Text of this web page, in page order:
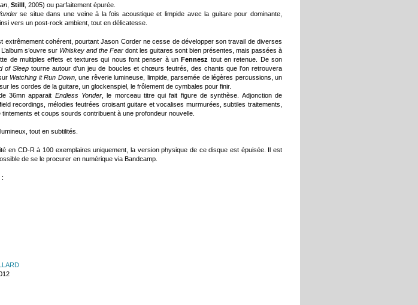
Stilll , 2005) ou parfaitement épurée.
se situe dans une veine à la fois acoustique et limpide avec la guitare pour dominante,
vers un post-rock ambient, tout en délicatesse.
extrêmement cohérent, pourtant Jason Corder ne cesse de développer son travail de diverses
s’ouvre sur Whiskey and the Fear dont les guitares sont bien présentes, mais passées à
de multiples effets et textures qui nous font penser à unFennesz tout en retenue. De son
of Sleep tourne autour d’un jeu de boucles et chœurs feutrés, des chants que l’on retrouvera
Watching it Run Down, une rêverie lumineuse, limpide, parsemée de légères percussions, un
les cordes de la guitare, un glockenspiel, le frôlement de cymbales pour finir.
36mn apparait Endless Yonder, le morceau titre qui fait figure de synthèse. Adjonction de
recordings, mélodies feutrées croisant guitare et vocalises murmurées, subtiles traitements,
tintements et coups sourds contribuent à une profondeur nouvelle.
tout en subtilités.
en CD-R à 100 exemplaires uniquement, la version physique de ce disque est épuisée. Il est
de se le procurer en numérique via Bandcamp.
: